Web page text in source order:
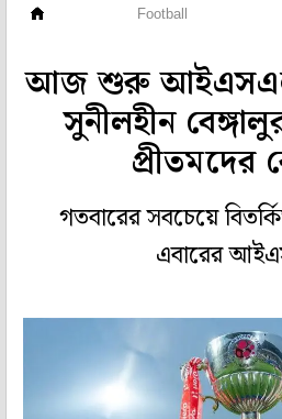
Football
আজ শুরু আইএসএল,
সুনীলহীন
প্রীতমদের
গতবারের সবচেয়ে
এবারের